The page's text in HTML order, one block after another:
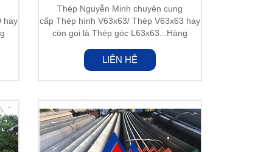
hay
Thép Nguyễn Minh chuyên cung
cấp Thép hình V63x63/ Thép V63x63 hay
còn gọi là Thép góc L63x63...Hàng
LIÊN HỆ